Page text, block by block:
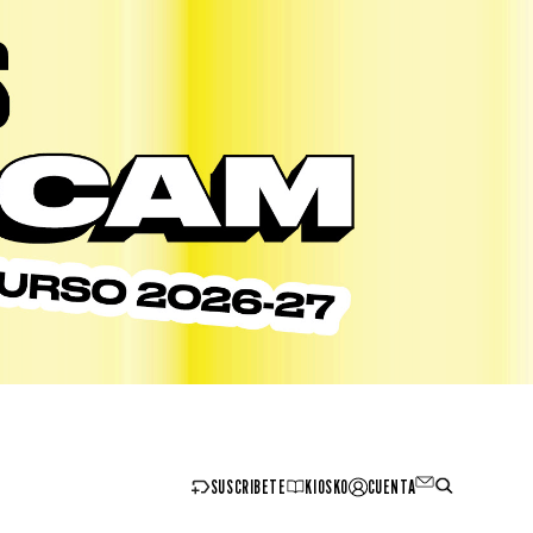
SUSCRIBETE KIOSKO CUENTA